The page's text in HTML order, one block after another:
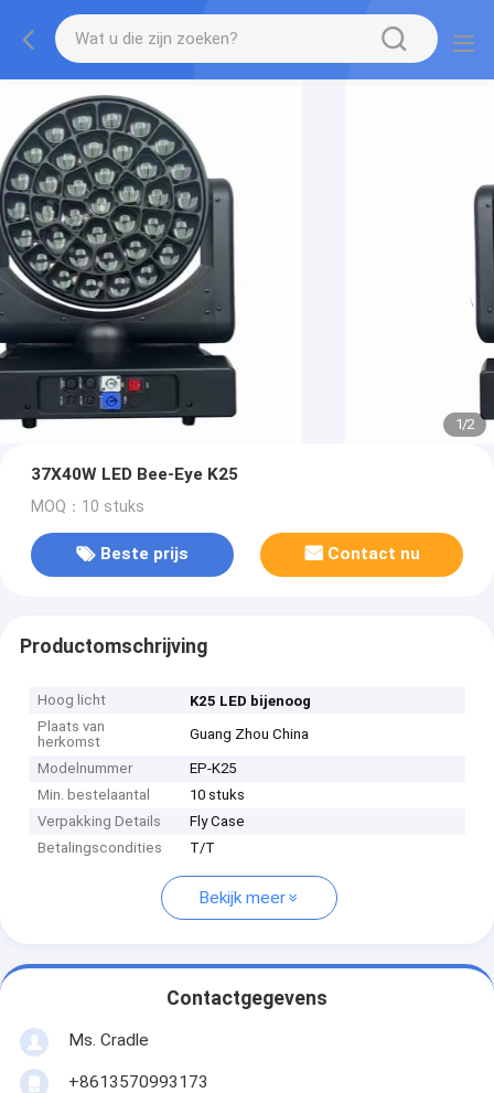
1/2
37X40W LED Bee-Eye K25
MOQ：10 stuks
Beste prijs Contact nu
Productomschrijving
Hoog licht
K25 LED bijenoog
Plaats van
herkomst
Guang Zhou China
Modelnummer
EP-K25
Min. bestelaantal
10 stuks
Verpakking Details
Fly Case
Betalingscondities
T/T
Bekijk meer
Contactgegevens
Ms. Cradle
+8613570993173